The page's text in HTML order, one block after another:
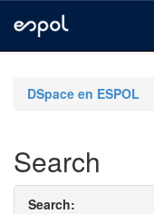
navigationDSpace en ESPOL
Search
Search: